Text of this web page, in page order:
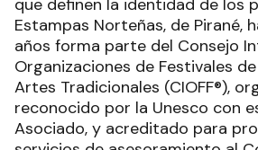
que definen la identidad de los
Estampas Norteñas, de Pirané,
años forma parte del Consejo
Organizaciones de Festivales
Artes Tradicionales (CIOFF®),
reconocido por la Unesco con
Asociado, y acreditado para